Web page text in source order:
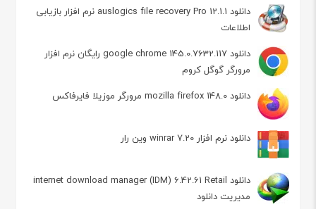
دانلود auslogics file recovery Pro 12.1.1 نرم افزار بازیابی
اطلاعات
دانلود google chrome 145.0.7632.117 رایگان نرم افزار
مرورگر گوگل کروم
دانلود mozilla firefox 148.0 مرورگر موزیلا فایرفاکس
دانلود نرم افزار winrar 7.20 وین رار
دانلود internet download manager (IDM) 6.42.61 Retail
مدیریت دانلود